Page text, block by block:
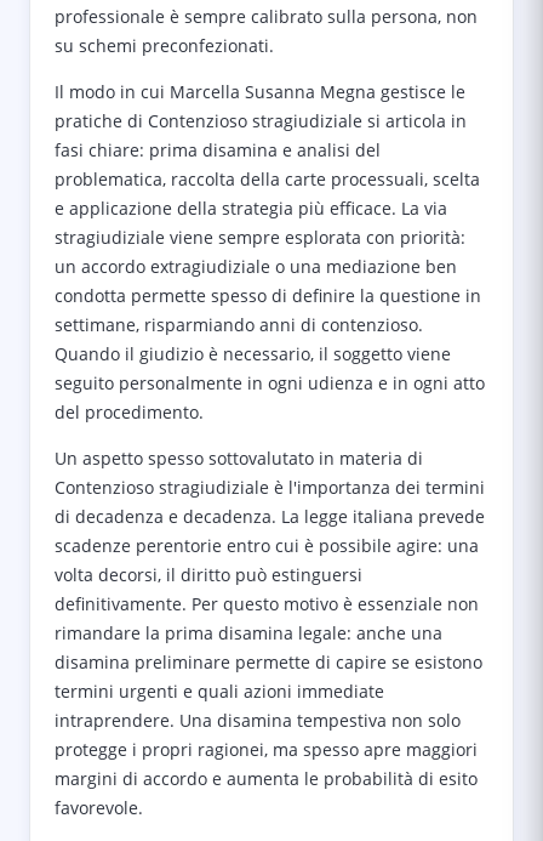
professionale è sempre calibrato sulla persona, non
su schemi preconfezionati.
Il modo in cui Marcella Susanna Megna gestisce le
pratiche di Contenzioso stragiudiziale si articola in
fasi chiare: prima disamina e analisi del
problematica, raccolta della carte processuali, scelta
e applicazione della strategia più efficace. La via
stragiudiziale viene sempre esplorata con priorità:
un accordo extragiudiziale o una mediazione ben
condotta permette spesso di definire la questione in
settimane, risparmiando anni di contenzioso.
Quando il giudizio è necessario, il soggetto viene
seguito personalmente in ogni udienza e in ogni atto
del procedimento.
Un aspetto spesso sottovalutato in materia di
Contenzioso stragiudiziale è l'importanza dei termini
di decadenza e decadenza. La legge italiana prevede
scadenze perentorie entro cui è possibile agire: una
volta decorsi, il diritto può estinguersi
definitivamente. Per questo motivo è essenziale non
rimandare la prima disamina legale: anche una
disamina preliminare permette di capire se esistono
termini urgenti e quali azioni immediate
intraprendere. Una disamina tempestiva non solo
protegge i propri ragionei, ma spesso apre maggiori
margini di accordo e aumenta le probabilità di esito
favorevole.